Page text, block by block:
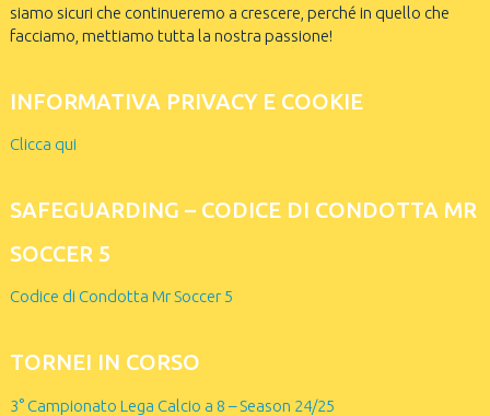
siamo sicuri che continueremo a crescere, perché in quello che
facciamo, mettiamo tutta la nostra passione!
INFORMATIVA PRIVACY E COOKIE
Clicca qui
SAFEGUARDING – CODICE DI CONDOTTA MR
SOCCER 5
Codice di Condotta Mr Soccer 5
TORNEI IN CORSO
3° Campionato Lega Calcio a 8 – Season 24/25